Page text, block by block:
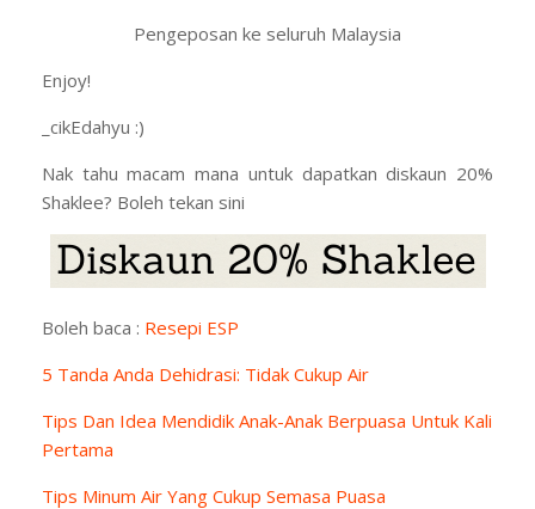
Pengeposan ke seluruh Malaysia
Enjoy!
_cikEdahyu :)
Nak tahu macam mana untuk dapatkan diskaun 20%
Shaklee? Boleh tekan sini
Boleh baca : Resepi ESP
5 Tanda Anda Dehidrasi: Tidak Cukup Air
Tips Dan Idea Mendidik Anak-Anak Berpuasa Untuk Kali
Pertama
Tips Minum Air Yang Cukup Semasa Puasa